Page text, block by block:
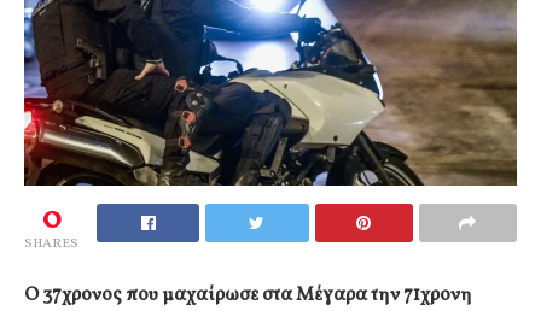
0
SHARES
Ο 37χρονος που μαχαίρωσε στα Μέγαρα την 71χρονη